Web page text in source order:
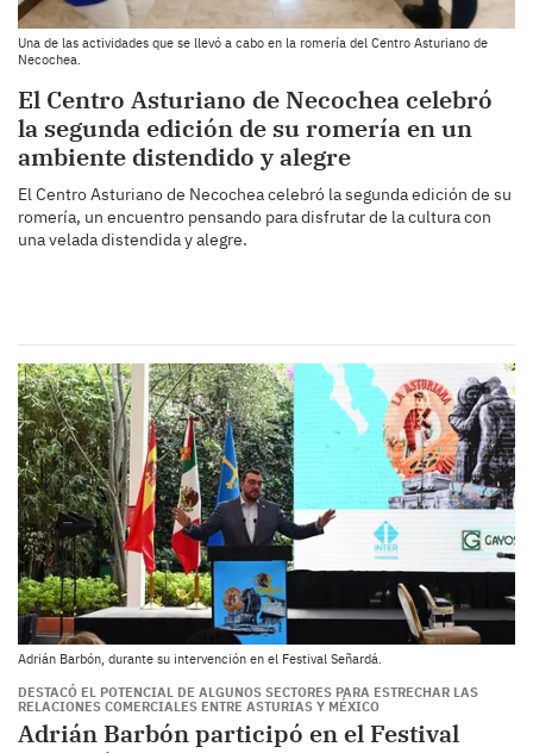
Una de las actividades que se llevó a cabo en la romería del Centro Asturiano de
Necochea.
El Centro Asturiano de Necochea celebró
la segunda edición de su romería en un
ambiente distendido y alegre
El Centro Asturiano de Necochea celebró la segunda edición de su
romería, un encuentro pensando para disfrutar de la cultura con
una velada distendida y alegre.
Adrián Barbón, durante su intervención en el Festival Señardá.
DESTACÓ EL POTENCIAL DE ALGUNOS SECTORES PARA ESTRECHAR LAS
RELACIONES COMERCIALES ENTRE ASTURIAS Y MÉXICO
Adrián Barbón participó en el Festival